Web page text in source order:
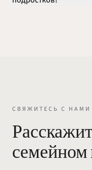
СВЯЖИТЕСЬ С НАМИ